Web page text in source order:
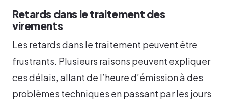
Retards dans le traitement des
virements
Les retards dans le traitement peuvent être
frustrants. Plusieurs raisons peuvent expliquer
ces délais, allant de l’heure d’émission à des
problèmes techniques en passant par les jours